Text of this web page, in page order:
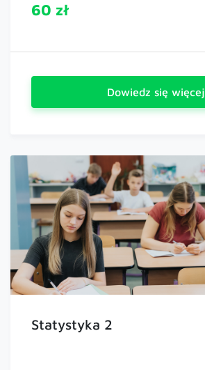
60 zł
Dowiedz się więcej
Statystyka 2